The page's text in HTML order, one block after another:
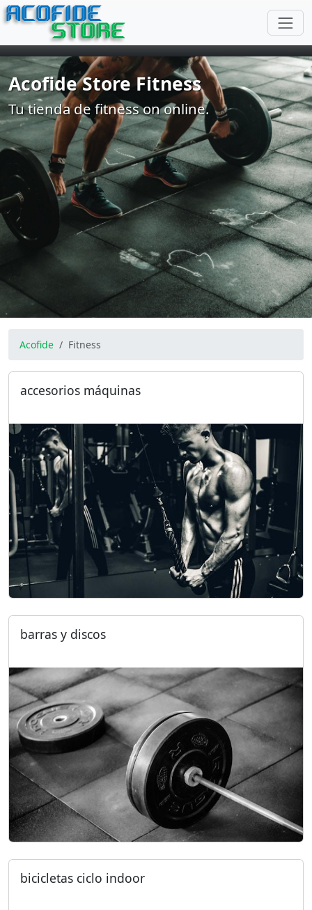
ACOFIDE
STORE
Acofide Store Fitness
Tu tienda de fitness on online.
Acofide Fitness
accesorios máquinas
barras y discos
bicicletas ciclo indoor